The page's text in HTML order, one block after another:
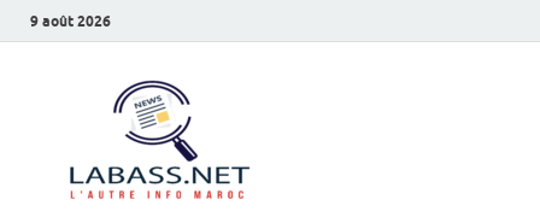
9 août 2026